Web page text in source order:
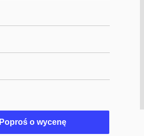
Poproś o wycenę